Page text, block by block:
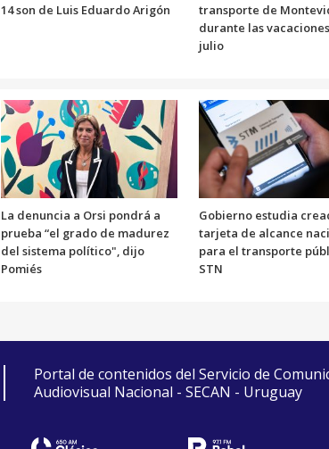
14 son de Luis Eduardo Arigón
transporte de
durante las
julio
La denuncia a Orsi pondrá a
prueba “el grado de madurez
del sistema político", dijo
Pomiés
Gobierno estudia
tarjeta de alcance
para el transporte
STN
Portal de contenidos del Servicio de
Audiovisual Nacional - SECAN - Uruguay